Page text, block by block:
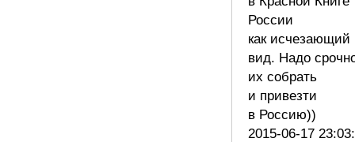
России
как исчезающий
вид. Надо
их собрать
и привезти
в Россию))
2015-06-17